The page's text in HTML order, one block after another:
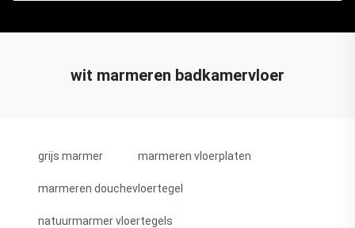
wit marmeren badkamervloer
grijs marmer marmeren vloerplaten
marmeren douchevloertegel
natuurmarmer vloertegels